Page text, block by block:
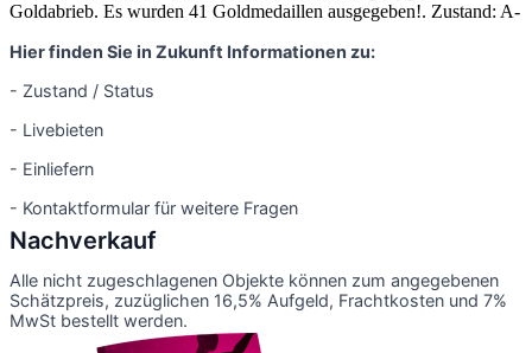
Goldabrieb. Es wurden 41 Goldmedaillen ausgegeben!. Zustand: A-
Hier finden Sie in Zukunft Informationen zu:
- Zustand / Status
- Livebieten
- Einliefern
- Kontaktformular für weitere Fragen
Nachverkauf
Alle nicht zugeschlagenen Objekte können zum angegebenen
Schätzpreis, zuzüglichen 16,5% Aufgeld, Frachtkosten und 7%
MwSt bestellt werden.